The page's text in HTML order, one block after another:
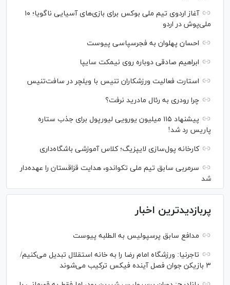
آغاز اردوی تیم ملی بوکس برای بازی‌های آسیایی ناگویا؛ ۱۰
ملی‌پوش در اردو
احسان پهلوان به فجرسپاسی پیوست
ابراهیم صادقی دوباره روی نیمکت سایپا
استارت فعالیت ورزشکاران تنیس با ویلچر در سافت‌تنیس
چرا رودری به رئال مادرید نرفت؟
پیشنهاد ۱۱۵ میلیون یورویی لیورپول برای جذب ستاره
پاریس رد شد!
کارخانه پول‌سازی لایپزیگ؛ کلاس آموزشی باشگاه‌داری
سرمربی سابق تیم ملی تکواندو، هدایت قزاقستان را عهده‌دار
شد
پربازدیدترین اخبار
مدافع سابق پرسپولیس به الطلبه پیوست
تاجرنیا: ورزشگاه امام رضا را به خانه استقلال تبدیل می‌کنیم/
۳ بازیکن جوان فصل آینده فیکس ترکیب می‌شوند